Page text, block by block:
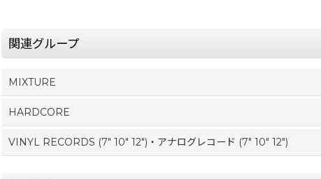
関連グループ
MIXTURE
HARDCORE
VINYL RECORDS (7" 10" 12")・アナログレコード (7" 10" 12")